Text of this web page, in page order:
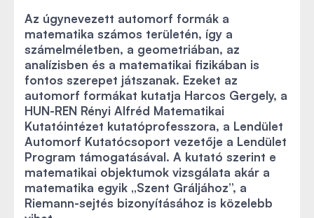
Az úgynevezett automorf formák a
matematika számos területén, így a
számelméletben, a geometriában, az
analízisben és a matematikai fizikában is
fontos szerepet játszanak. Ezeket az
automorf formákat kutatja Harcos Gergely, a
HUN-REN Rényi Alfréd Matematikai
Kutatóintézet kutatóprofesszora, a Lendület
Automorf Kutatócsoport vezetője a Lendület
Program támogatásával. A kutató szerint e
matematikai objektumok vizsgálata akár a
matematika egyik „Szent Gráljához”, a
Riemann-sejtés bizonyításához is közelebb